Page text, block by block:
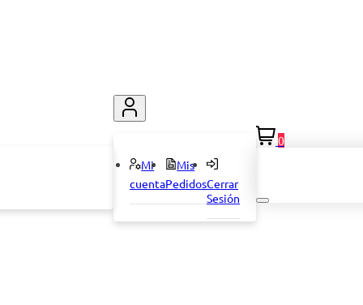
Mi
cuenta
Mis
PedidosCerrar
Sesión
0